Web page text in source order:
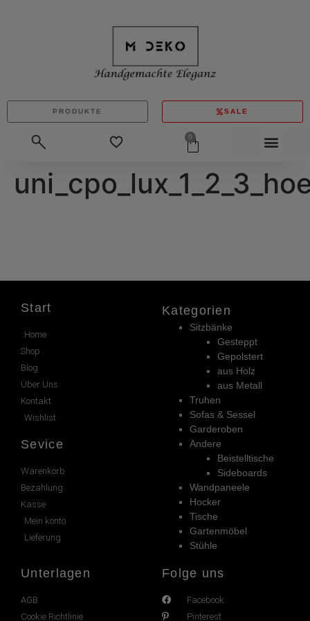
PRODUKTE SALE
0
Start
Home
Shop
Blog
Über Uns
Kontakt
Wishlist
Sevice
Warenkorb
Bezahlung
Kasse
Mein konto
Lieferung
Kategorien
Sitzbänke
Gesteppt
Gepolstert
aus Holz
aus Metall
Truhen
Sofas & Sessel
Garderoben
Andere
Beistelltische
Sideboards
Wandpaneele
Hocker
Tische
Gartenmöbel
Stühle
Unterlagen
AGB
Cookie Richtlinie
Folge uns
Facebook
Pinterest